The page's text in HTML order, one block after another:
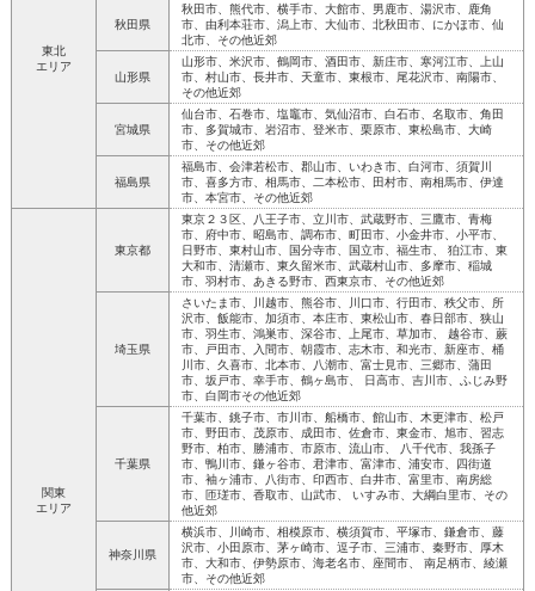
東北
エリア
秋田県
秋田市、熊代市、横手市、大館市、男鹿市、湯沢市、鹿角
市、由利本荘市、潟上市、大仙市、北秋田市、にかほ市、仙
北市、その他近郊
山形県
山形市、米沢市、鶴岡市、酒田市、新庄市、寒河江市、上山
市、村山市、長井市、天童市、東根市、尾花沢市、南陽市、
その他近郊
宮城県
仙台市、石巻市、塩竈市、気仙沼市、白石市、名取市、角田
市、多賀城市、岩沼市、登米市、栗原市、東松島市、大崎
市、その他近郊
福島県
福島市、会津若松市、郡山市、いわき市、白河市、須賀川
市、喜多方市、相馬市、二本松市、田村市、南相馬市、伊達
市、本宮市、その他近郊
関東
エリア
東京都
東京２３区、八王子市、立川市、武蔵野市、三鷹市、青梅
市、府中市、昭島市、調布市、町田市、小金井市、小平市、
日野市、東村山市、国分寺市、国立市、福生市、 狛江市、東
大和市、清瀬市、東久留米市、武蔵村山市、多摩市、稲城
市、羽村市、あきる野市、西東京市、その他近郊
埼玉県
さいたま市、川越市、熊谷市、川口市、行田市、秩父市、所
沢市、飯能市、加須市、本庄市、東松山市、春日部市、狭山
市、羽生市、鴻巣市、深谷市、上尾市、草加市、 越谷市、蕨
市、戸田市、入間市、朝霞市、志木市、和光市、新座市、桶
川市、久喜市、北本市、八潮市、富士見市、三郷市、蒲田
市、坂戸市、幸手市、鶴ヶ島市、 日高市、吉川市、ふじみ野
市、白岡市その他近郊
千葉県
千葉市、銚子市、市川市、船橋市、館山市、木更津市、松戸
市、野田市、茂原市、成田市、佐倉市、東金市、旭市、習志
野市、柏市、勝浦市、市原市、流山市、 八千代市、我孫子
市、鴨川市、鎌ヶ谷市、君津市、富津市、浦安市、四街道
市、袖ヶ浦市、八街市、印西市、白井市、富里市、南房総
市、匝瑳市、香取市、山武市、 いすみ市、大綱白里市、その
他近郊
神奈川県
横浜市、川崎市、相模原市、横須賀市、平塚市、鎌倉市、藤
沢市、小田原市、茅ヶ崎市、逗子市、三浦市、秦野市、厚木
市、大和市、伊勢原市、海老名市、座間市、 南足柄市、綾瀬
市、その他近郊